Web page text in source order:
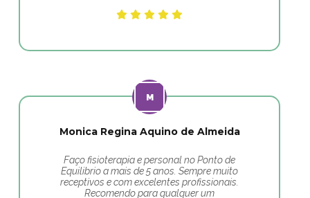
Monica Regina Aquino de Almeida
Faço fisioterapia e personal no Ponto de
Equilibrio a mais de 5 anos. Sempre muito
receptivos e com excelentes profissionais.
Recomendo para qualquer um